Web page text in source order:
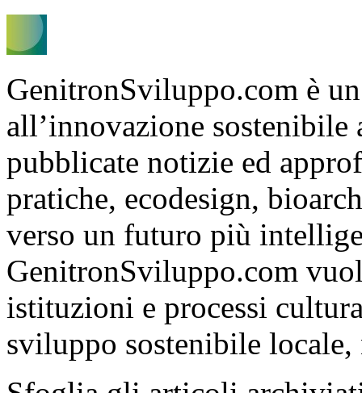
GenitronSviluppo.com è
all’innovazione sostenibile
pubblicate notizie ed
pratiche, ecodesign,
verso un futuro più
GenitronSviluppo.com
istituzioni e processi
sviluppo sostenibile locale,